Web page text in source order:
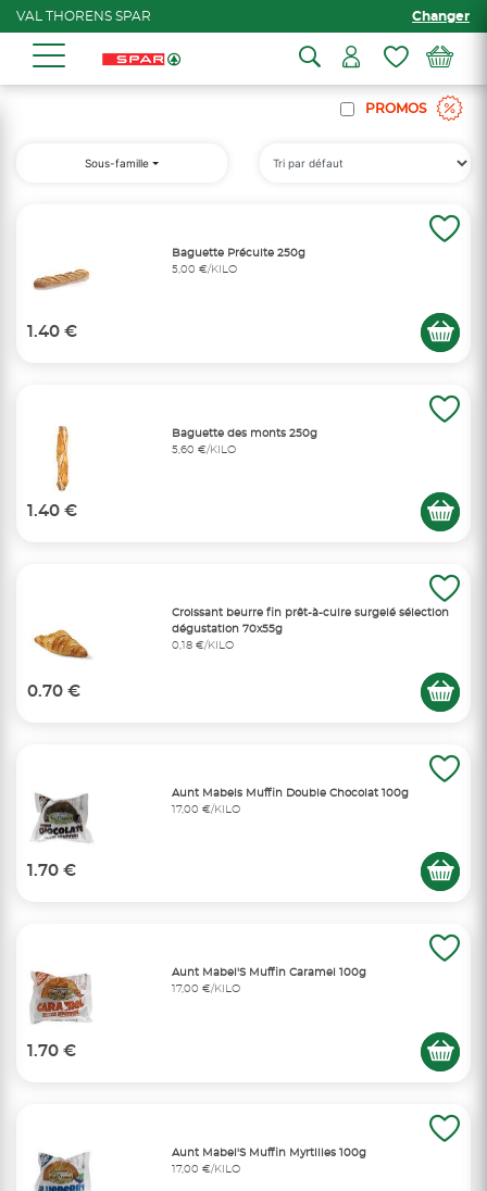
VAL THORENS SPAR Changer
PROMOS
Sous-famille
Baguette Précuite 250g
5,00 €/KILO
1.40 €
Baguette des monts 250g
5,60 €/KILO
1.40 €
Croissant beurre fin prêt-à-cuire surgelé sélection
dégustation 70x55g
0,18 €/KILO
0.70 €
Aunt Mabels Muffin Double Chocolat 100g
17,00 €/KILO
1.70 €
Aunt Mabel'S Muffin Caramel 100g
17,00 €/KILO
1.70 €
Aunt Mabel'S Muffin Myrtilles 100g
17,00 €/KILO